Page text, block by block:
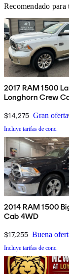
Recomendado para
2017 RAM 1500
Longhorn Crew
$14,275 Gran oferta
Incluye tarifas de conc.
2014 RAM 1500
Cab 4WD
$17,255 Buena
Incluye tarifas de conc.